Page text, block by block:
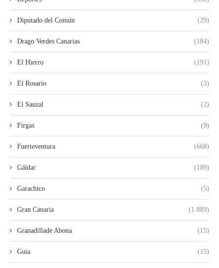
Diputado del Común (29)
Drago Verdes Canarias (184)
El Hierro (191)
El Rosario (3)
El Sauzal (2)
Firgas (9)
Fuerteventura (668)
Gáldar (189)
Garachico (5)
Gran Canaria (1.889)
Granadillade Abona (15)
Guia (15)